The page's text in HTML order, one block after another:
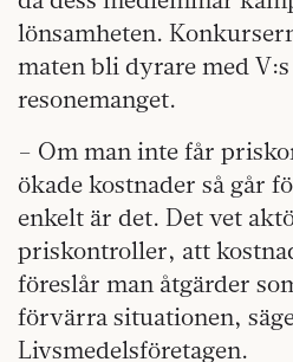
lönsamheten.
maten bli dyrare med
resonemanget.
– Om man inte får
ökade kostnader så går
enkelt är det. Det vet
priskontroller, att
föreslår man åtgärder
förvärra situationen,
Livsmedelsföretagen.